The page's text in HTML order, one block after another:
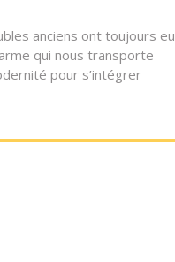
anciens ont toujours eu
qui nous transporte
pour s’intégrer